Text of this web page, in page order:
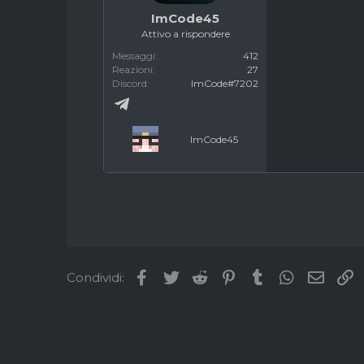
ImCode45
Attivo a rispondere
Messaggi
412
Reazioni
27
Discord
ImCode#7202
ImCode45
Condividi: Facebook
TwitterReddit PinterestTumblrWhatsApp
Email